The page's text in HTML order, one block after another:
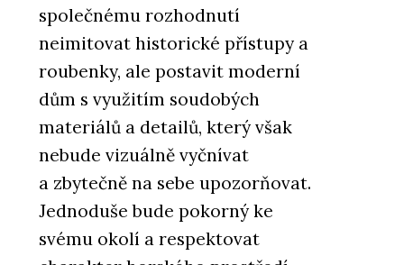
společnému rozhodnutí
neimitovat historické přístupy a
roubenky, ale postavit moderní
dům s využitím soudobých
materiálů a detailů, který však
nebude vizuálně vyčnívat
a zbytečně na sebe upozorňovat.
Jednoduše bude pokorný ke
svému okolí a respektovat